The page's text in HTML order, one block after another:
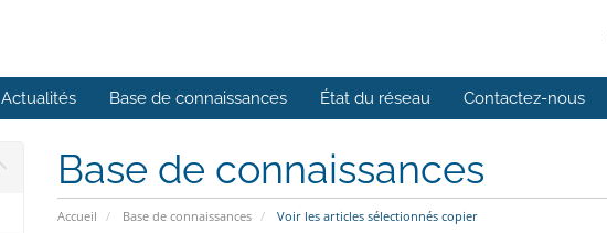
Actualités Base de connaissances État du réseau Contactez-nous
Base de connaissances
Accueil Base de connaissances Voir les articles sélectionnés copier